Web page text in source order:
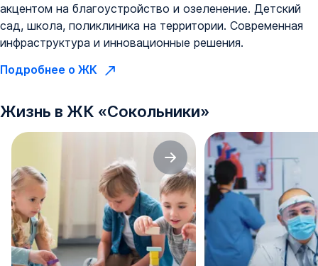
акцентом на благоустройство и озеленение. Детский
сад, школа, поликлиника на территории. Современная
инфраструктура и инновационные решения.
Подробнее о ЖК
Жизнь в ЖК «Сокольники»